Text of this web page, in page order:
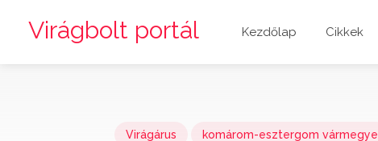
Virágbolt portál Kezdőlap Cikkek
Virágárus komárom-esztergom vármegye